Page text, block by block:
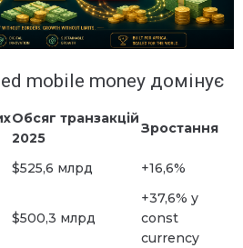
mobile money домінує
Обсяг транзакцій
2025
Зростання
$525,6 млрд +16,6%
$500,3 млрд
+37,6% у
const
currency